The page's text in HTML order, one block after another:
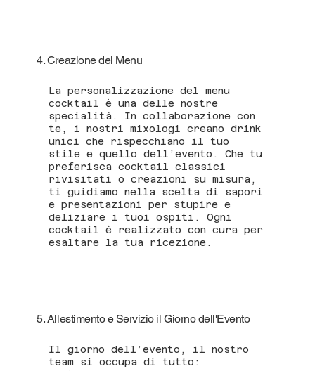
4. Creazione del Menu
La personalizzazione del menu
cocktail è una delle nostre
specialità. In collaborazione con
te, i nostri mixologi creano drink
unici che rispecchiano il tuo
stile e quello dell’evento. Che tu
preferisca cocktail classici
rivisitati o creazioni su misura,
ti guidiamo nella scelta di sapori
e presentazioni per stupire e
deliziare i tuoi ospiti. Ogni
cocktail è realizzato con cura per
esaltare la tua ricezione.
5. Allestimento e Servizio il Giorno dell'Evento
Il giorno dell’evento, il nostro
team si occupa di tutto: